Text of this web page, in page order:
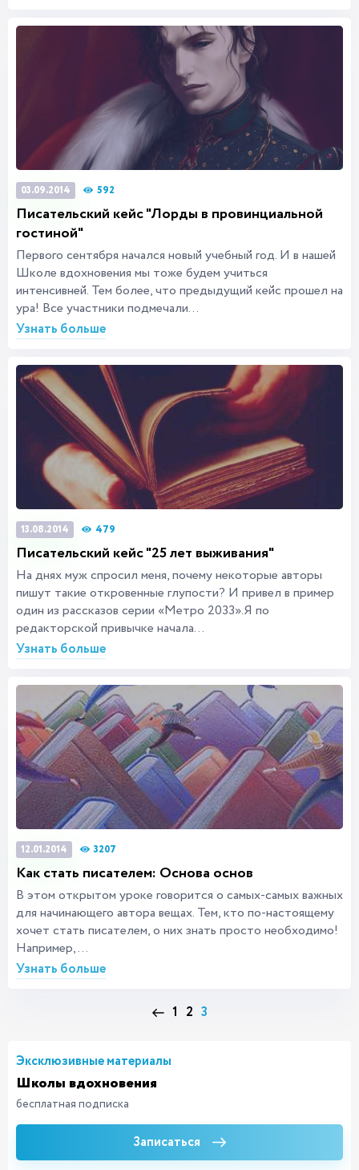
03.09.2014 592
Писательский кейс "Лорды в провинциальной
гостиной"
Первого сентября начался новый учебный год. И в нашей
Школе вдохновения мы тоже будем учиться
интенсивней. Тем более, что предыдущий кейс прошел на
ура! Все участники подмечали...
Узнать больше
13.08.2014 479
Писательский кейс "25 лет выживания"
На днях муж спросил меня, почему некоторые авторы
пишут такие откровенные глупости? И привел в пример
один из рассказов серии «Метро 2033».Я по
редакторской привычке начала...
Узнать больше
12.01.2014 3207
Как стать писателем: Основа основ
В этом открытом уроке говорится о самых-самых важных
для начинающего автора вещах. Тем, кто по-настоящему
хочет стать писателем, о них знать просто необходимо!
Например,...
Узнать больше
1 2 3
Эксклюзивные материалы
Школы вдохновения
бесплатная подписка
Записаться